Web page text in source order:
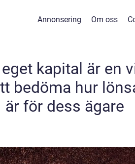
Annonsering Om oss
kapital är en
bedöma hur
är för dess ägare